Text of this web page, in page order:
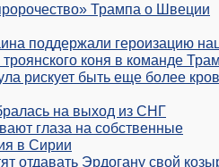
Трампа о Швеции
поддержали героизацию
коня в команде
рискует быть еще более
на выход из СНГ
глаза на собственные
в Сирии
отдавать Эрдогану свой